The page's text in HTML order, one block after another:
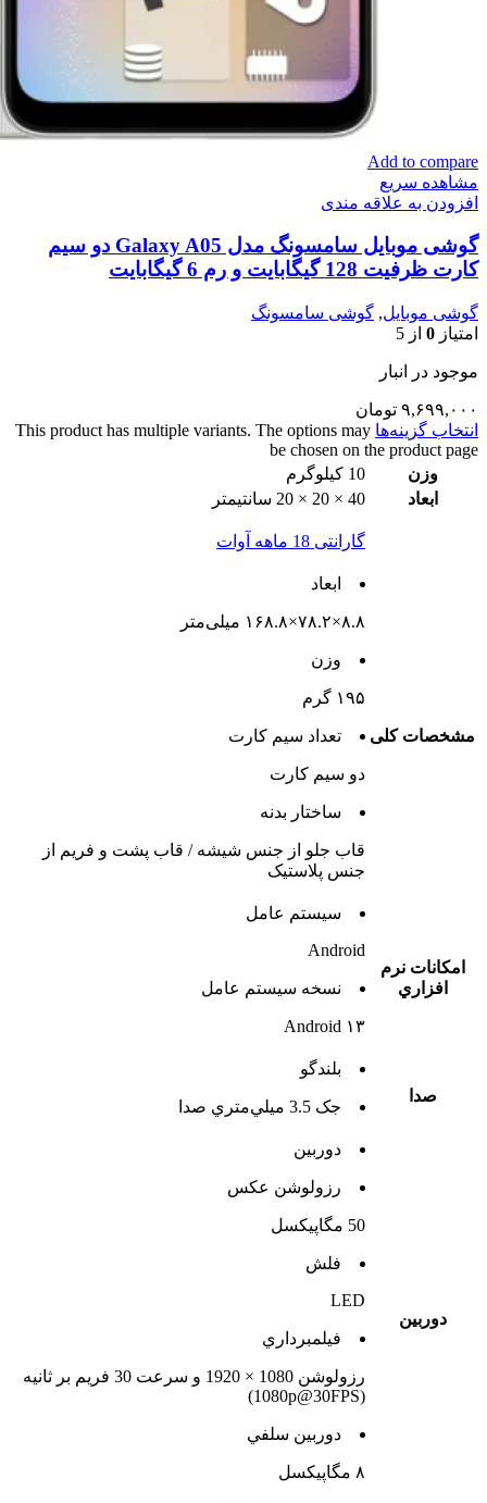
Add to compare
مشاهده سریع
افزودن به علاقه مندی
گوشی موبایل سامسونگ مدل Galaxy A05 دو سیم
کارت ظرفیت 128 گیگابایت و رم 6 گیگابایت
گوشی موبایل, گوشی سامسونگ
امتیاز 0 از 5
موجود در انبار
۹,۶۹۹,۰۰۰ تومان
انتخاب گزینه‌ها This product has multiple variants. The options may
be chosen on the product page
وزن
10 کیلوگرم
ابعاد
40 × 20 × 20 سانتیمتر
گارانتی 18 ماهه آوات
مشخصات کلی
ابعاد
۸.۸×۷۸.۲×۱۶۸.۸ میلی‌متر
وزن
۱۹۵ گرم
تعداد سيم کارت
دو سيم کارت
ساختار بدنه
قاب جلو از جنس شیشه / قاب پشت و فریم از
جنس پلاستیک
امکانات نرم
افزاري
سيستم عامل
Android
نسخه سيستم عامل
Android ۱۳
صدا
بلندگو
جک 3.5 ميلي‌متري صدا
دوربين
دوربين
رزولوشن عکس
50 مگاپیکسل
فلش
LED
فيلمبرداري
رزولوشن 1080 × 1920 و سرعت 30 فریم بر ثانیه
(1080p@30FPS)
دوربين سلفي
۸ مگاپیکسل